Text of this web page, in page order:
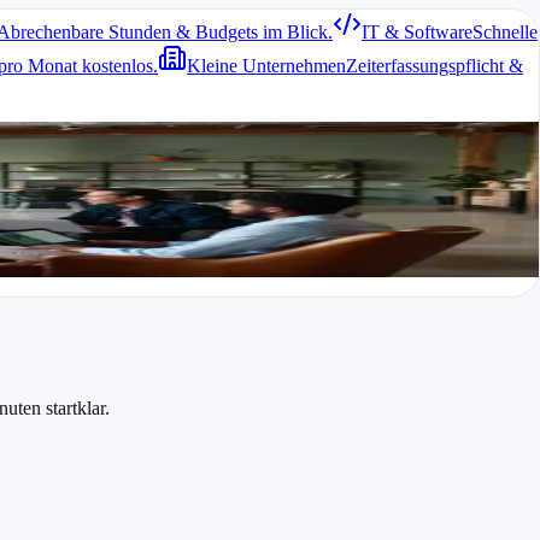
Stunden & Budgets im Blick. IT & SoftwareSchnelle
Monat kostenlos.
Kleine UnternehmenZeiterfassungspflicht &
mehreren Kundenprojekten sorgt eine klare Übersicht für weniger
startklar.